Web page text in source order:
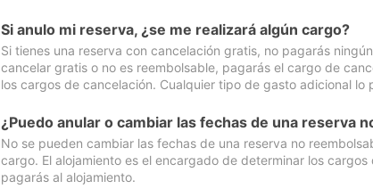
Si anulo mi reserva, ¿se me realizará algún cargo?
Si tienes una reserva con cancelación gratis, no pagarás
cancelar gratis o no es reembolsable, pagarás el cargo de
los cargos de cancelación. Cualquier tipo de gasto adicional lo
¿Puedo anular o cambiar las fechas de una reserva
No se pueden cambiar las fechas de una reserva no
cargo. El alojamiento es el encargado de determinar los
pagarás al alojamiento.